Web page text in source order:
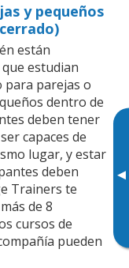
▸
y pequeños
están
estudian
para parejas o
dentro de
deben tener
capaces de
lugar, y estar
deben
Trainers te
de 8
cursos de
pueden